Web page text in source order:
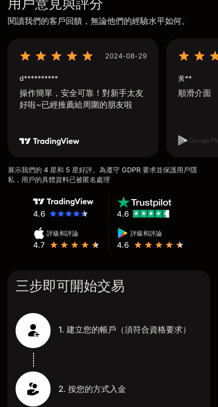
用戶意見與評分
閱讀我們的客戶回饋，無論他們的經驗水平如何。
2024-08-29
d**********
操作簡單，安全可靠！對新手太友
好啦~已經推薦給周圍的朋友啦
黃**
順滑介面
展示我們的 4 星和 5 星好評。為遵守 GDPR 要求並保護用戶隱
私，用戶的具體資料已被匿名處理
4.6
評級和評論
4.7
評級和評論
4.6
4.6
三步即可開始交易
1. 建立您的帳戶（須符合資格要求）
2. 按您的方式入金